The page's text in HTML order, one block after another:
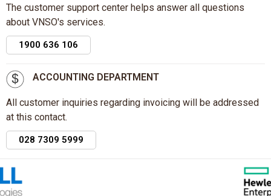
The customer support center helps answer all questions
about VNSO's services.
1900 636 106
ACCOUNTING DEPARTMENT
All customer inquiries regarding invoicing will be addressed
at this contact.
028 7309 5999